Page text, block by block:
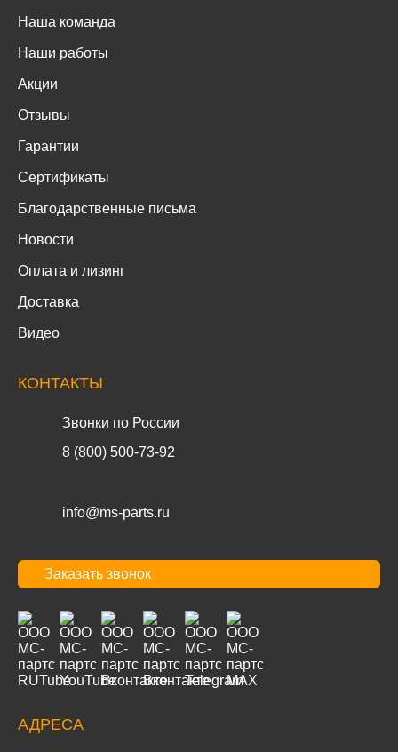
Наша команда
Наши работы
Акции
Отзывы
Гарантии
Сертификаты
Благодарственные письма
Новости
Оплата и лизинг
Доставка
Видео
КОНТАКТЫ
Звонки по России
8 (800) 500-73-92
info@ms-parts.ru
Заказать звонок
АДРЕСА